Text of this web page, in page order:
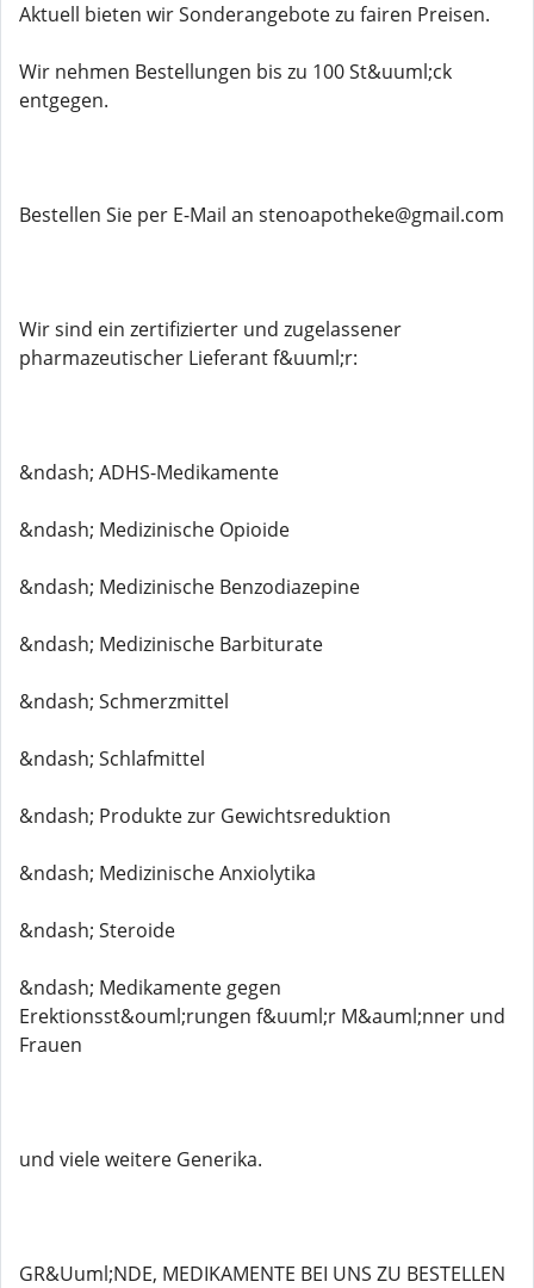
Aktuell bieten wir Sonderangebote zu fairen Preisen.
Wir nehmen Bestellungen bis zu 100 St&uuml;ck
entgegen.
Bestellen Sie per E-Mail an stenoapotheke@gmail.com
Wir sind ein zertifizierter und zugelassener
pharmazeutischer Lieferant f&uuml;r:
&ndash; ADHS-Medikamente
&ndash; Medizinische Opioide
&ndash; Medizinische Benzodiazepine
&ndash; Medizinische Barbiturate
&ndash; Schmerzmittel
&ndash; Schlafmittel
&ndash; Produkte zur Gewichtsreduktion
&ndash; Medizinische Anxiolytika
&ndash; Steroide
&ndash; Medikamente gegen
Erektionsst&ouml;rungen f&uuml;r M&auml;nner und
Frauen
und viele weitere Generika.
GR&Uuml;NDE, MEDIKAMENTE BEI ​​UNS ZU BESTELLEN